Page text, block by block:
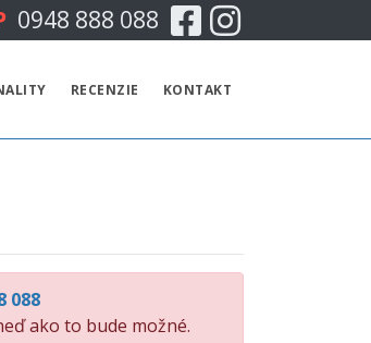
0948 888 088 FacebookInstagram
RECENZIE KONTAKT
088
ako to bude možné.
CENNÍK
TECHNICKÁ KONTROLA
KONTROLA ORIGINALITY